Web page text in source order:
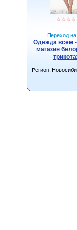
☆☆☆☆
Переход на
Одежда всем -
магазин
Регион:
-